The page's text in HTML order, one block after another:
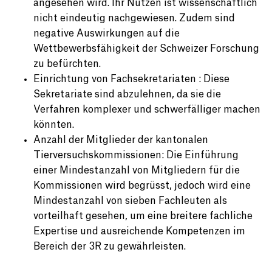
angesehen wird. Ihr Nutzen ist wissenschaftlich
nicht eindeutig nachgewiesen. Zudem sind
negative Auswirkungen auf die
Wettbewerbsfähigkeit der Schweizer Forschung
zu befürchten.
Einrichtung von Fachsekretariaten : Diese
Sekretariate sind abzulehnen, da sie die
Verfahren komplexer und schwerfälliger machen
könnten.
Anzahl der Mitglieder der kantonalen
Tierversuchskommissionen: Die Einführung
einer Mindestanzahl von Mitgliedern für die
Kommissionen wird begrüsst, jedoch wird eine
Mindestanzahl von sieben Fachleuten als
vorteilhaft gesehen, um eine breitere fachliche
Expertise und ausreichende Kompetenzen im
Bereich der 3R zu gewährleisten.